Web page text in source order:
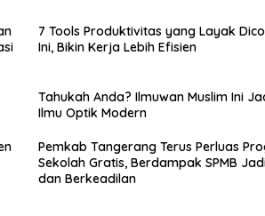
7 Tools Produktivitas yang Layak
Ini, Bikin Kerja Lebih Efisien
Tahukah Anda? Ilmuwan Muslim Ini
Ilmu Optik Modern
Pemkab Tangerang Terus Perluas
Sekolah Gratis, Berdampak SPMB
dan Berkeadilan